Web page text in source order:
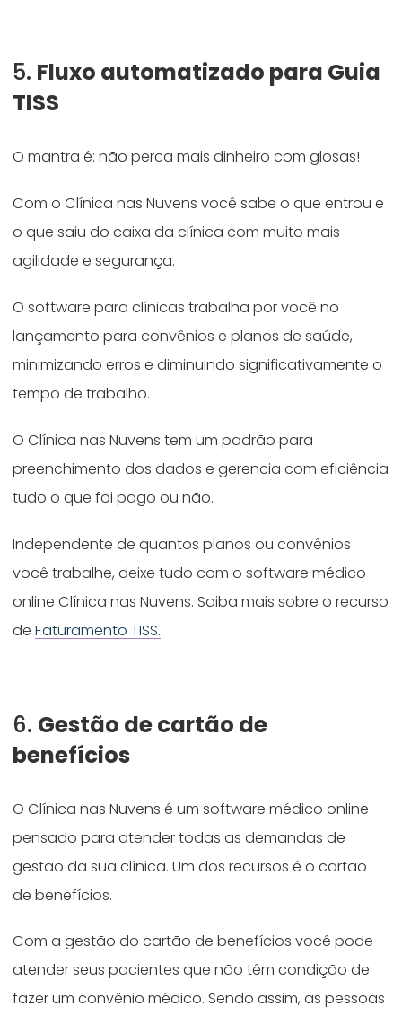
5. Fluxo automatizado para Guia
TISS
O mantra é: não perca mais dinheiro com glosas!
Com o Clínica nas Nuvens você sabe o que entrou e
o que saiu do caixa da clínica com muito mais
agilidade e segurança.
O software para clínicas trabalha por você no
lançamento para convênios e planos de saúde,
minimizando erros e diminuindo significativamente o
tempo de trabalho.
O Clínica nas Nuvens tem um padrão para
preenchimento dos dados e gerencia com eficiência
tudo o que foi pago ou não.
Independente de quantos planos ou convênios
você trabalhe, deixe tudo com o software médico
online Clínica nas Nuvens. Saiba mais sobre o recurso
deFaturamento TISS.
6. Gestão de cartão de
benefícios
O Clínica nas Nuvens é um software médico online
pensado para atender todas as demandas de
gestão da sua clínica. Um dos recursos é o cartão
de benefícios.
Com a gestão do cartão de benefícios você pode
atender seus pacientes que não têm condição de
fazer um convênio médico. Sendo assim, as pessoas